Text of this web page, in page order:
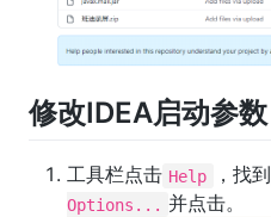
修改IDEA启动参数
工具栏点击 Help ，找到
Options... 并点击。